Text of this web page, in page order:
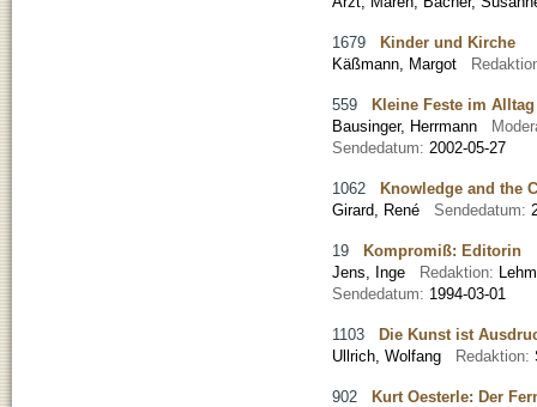
1679 Kinder und Kirche
Käßmann, Margot
559 Kleine Feste im
Bausinger, Herrmann
Sendedatum: 2002-05-27
1062 Knowledge and the
Girard, René
Sendedatum:
19 Kompromiß: Editorin
Jens, Inge
Redaktion:
Sendedatum: 1994-03-01
1103 Die Kunst ist
Ullrich, Wolfang
Redaktion:
902 Kurt Oesterle: Der